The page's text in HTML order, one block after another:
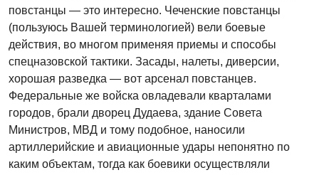
повстанцы — это интересно. Чеченские повстанцы
(пользуюсь Вашей терминологией) вели боевые
действия, во многом применяя приемы и способы
спецназовской тактики. Засады, налеты, диверсии,
хорошая разведка — вот арсенал повстанцев.
Федеральные же войска овладевали кварталами
городов, брали дворец Дудаева, здание Совета
Министров, МВД и тому подобное, наносили
артиллерийские и авиационные удары непонятно по
каким объектам, тогда как боевики осуществляли